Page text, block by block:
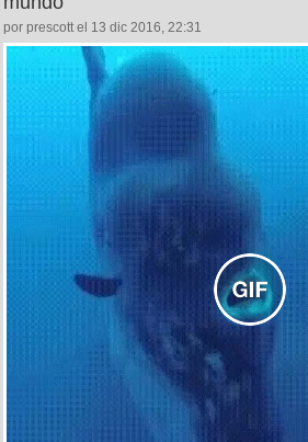
por prescott el 13 dic 2016, 22:31